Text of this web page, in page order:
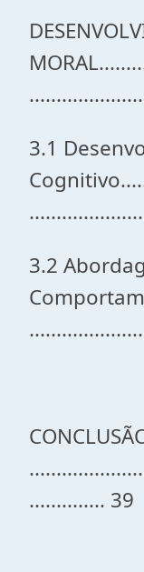
3.1
3.2
.............. 39